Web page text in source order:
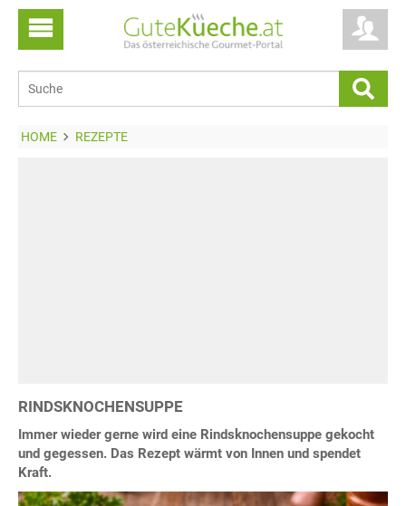
HOME REZEPTE
RINDSKNOCHENSUPPE
Immer wieder gerne wird eine Rindsknochensuppe gekocht
und gegessen. Das Rezept wärmt von Innen und spendet
Kraft.